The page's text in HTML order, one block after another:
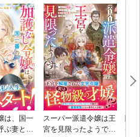
は、国一
ぶ妻とし
スーパー派遣令嬢は王
宮を見限ったようです
は